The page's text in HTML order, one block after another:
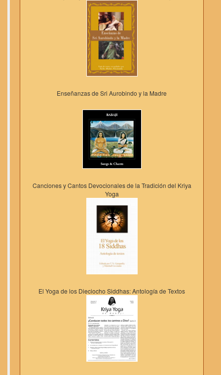
Enseñanzas de Sri Aurobindo y la Madre
Canciones y Cantos Devocionales de la Tradición del Kriya
Yoga
El Yoga de los Dieciocho Siddhas: Antología de Textos